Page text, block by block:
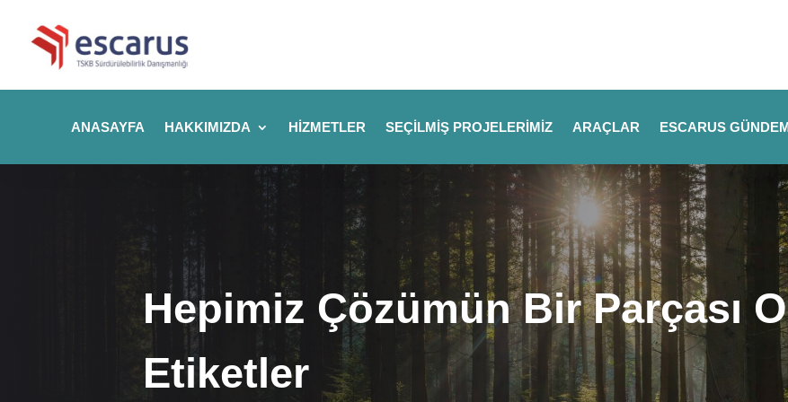
ANASAYFA HAKKIMIZDA HIZMETLER SEÇILMIŞ PROJELERIMIZ ARAÇLAR ESCARUS
Hepimiz Çözümün Bir Parçası
Etiketler